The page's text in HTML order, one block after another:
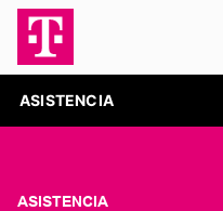
ASISTENCIA
ASISTENCIA